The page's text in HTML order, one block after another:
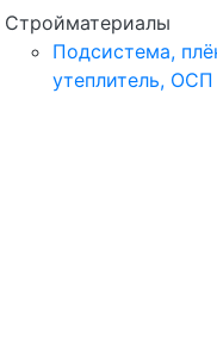
Стройматериалы
Подсистема,
утеплитель, ОСП